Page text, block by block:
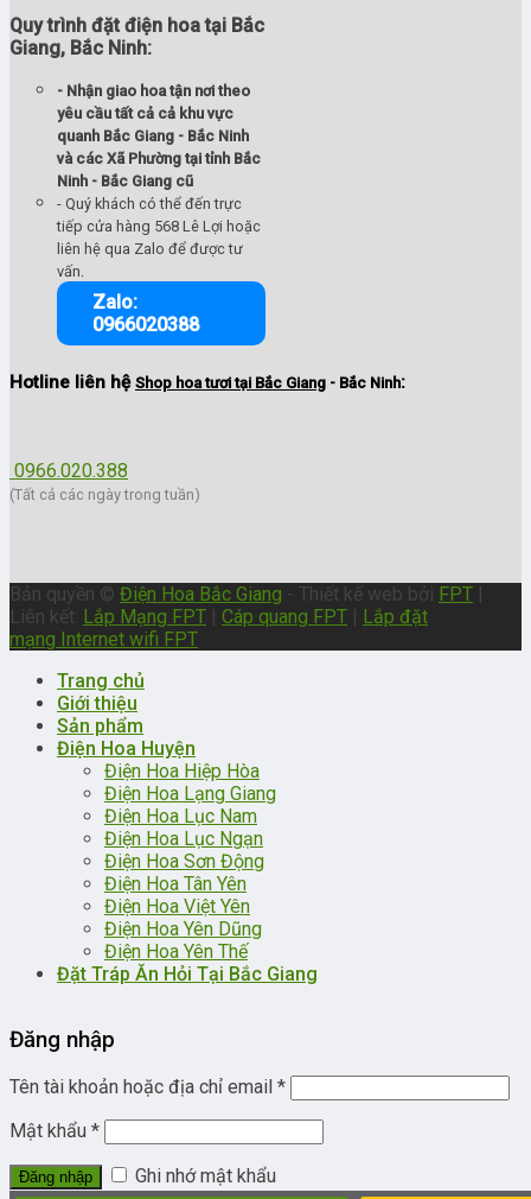
Quy trình đặt điện hoa tại Bắc
Giang, Bắc Ninh:
- Nhận giao hoa tận nơi theo
yêu cầu tất cả cả khu vực
quanh Bắc Giang - Bắc Ninh
và các Xã Phường tại tỉnh Bắc
Ninh - Bắc Giang cũ
- Quý khách có thể đến trực
tiếp cửa hàng 568 Lê Lợi hoặc
liên hệ qua Zalo để được tư
vấn
Zalo:
0966020388
Hotline liên hệ Shop hoa tươi tại Bắc Giang - Bắc Ninh:
0966.020.388
(Tất cả các ngày trong tuần)
Bản quyền © Điện Hoa Bắc Giang - Thiết kế web bởi FPT
Liên kết: Lắp Mạng FPT Cáp quang FPT
Lắp đặt
mạng Internet wifi FPT
Trang chủ
Giới thiệu
Sản phẩm
Điện Hoa Huyện
Điện Hoa Hiệp Hòa
Điện Hoa Lạng Giang
Điện Hoa Lục Nam
Điện Hoa Lục Ngạn
Điện Hoa Sơn Động
Điện Hoa Tân Yên
Điện Hoa Việt Yên
Điện Hoa Yên Dũng
Điện Hoa Yên Thế
Đặt Tráp Ăn Hỏi Tại Bắc Giang
Đăng nhập
Tên tài khoản hoặc địa chỉ email *
Mật khẩu *
Đăng nhập Ghi nhớ mật khẩu